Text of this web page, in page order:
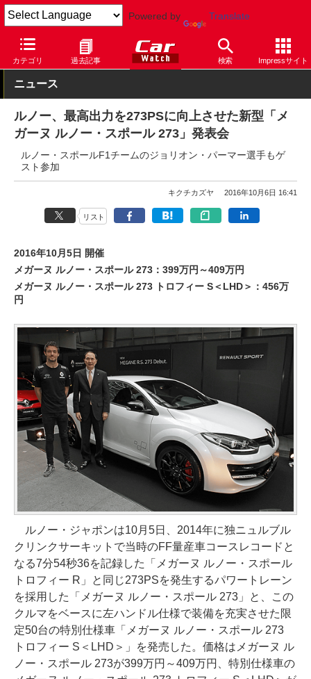
Powered by Translate
カテゴリ 過去記事 検索 Impressサイト
Car Watch 自動車 ルノー メガーヌ
ニュース
ルノー、最高出力を273PSに向上させた新型「メ
ガーヌ ルノー・スポール 273」発表会
ルノー・スポールF1チームのジョリオン・パーマー選手もゲ
スト参加
キクチカズヤ 2016年10月6日 16:41
リスト
2016年10月5日 開催
メガーヌ ルノー・スポール 273：399万円～409万円
メガーヌ ルノー・スポール 273 トロフィー S＜LHD＞：456万
円
ルノー・ジャポンは10月5日、2014年に独ニュルブル
クリンクサーキットで当時のFF量産車コースレコードと
なる7分54秒36を記録した「メガーヌ ルノー・スポール
トロフィー R」と同じ273PSを発生するパワートレーン
を採用した「メガーヌ ルノー・スポール 273」と、この
クルマをベースに左ハンドル仕様で装備を充実させた限
定50台の特別仕様車「メガーヌ ルノー・スポール 273
トロフィー S＜LHD＞」を発売した。価格はメガーヌ ル
ノー・スポール 273が399万円～409万円、特別仕様車の